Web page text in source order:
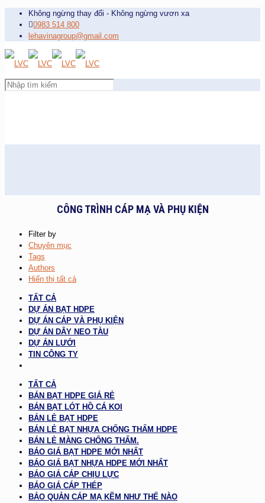
Không ngừng thay đổi - Không ngừng vươn xa
0983 514 800
lehavinagroup@gmail.com
CÔNG TRÌNH CÁP MẠ VÀ PHỤ KIỆN
Filter by
Chuyên mục
Tags
Authors
Hiển thị tất cả
TẤT CẢ
DỰ ÁN BẠT HDPE
DỰ ÁN CÁP VÀ PHỤ KIỆN
DỰ ÁN DÂY NEO TÀU
DỰ ÁN LƯỚI
TIN CÔNG TY
TẤT CẢ
BÁN BẠT HDPE GIÁ RẺ
BÁN BẠT LÓT HỒ CÁ KOI
BÁN LẺ BẠT HDPE
BÁN LẺ BẠT NHỰA CHỐNG THẤM HDPE
BÁN LẺ MÀNG CHỐNG THẤM.
BÁO GIÁ BẠT HDPE MỚI NHẤT
BÁO GIÁ BẠT NHỰA HDPE MỚI NHẤT
BÁO GIÁ CÁP CHỊU LỰC
BÁO GIÁ CÁP THÉP
BẢO QUẢN CÁP MẠ KẼM NHƯ THẾ NÀO